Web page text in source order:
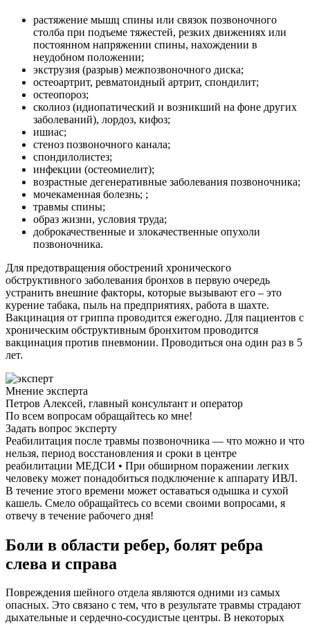
растяжение мышц спины или связок позвоночного
столба при подъеме тяжестей, резких движениях или
постоянном напряжении спины, нахождении в
неудобном положении;
экструзия (разрыв) межпозвоночного диска;
остеоартрит, ревматоидный артрит, спондилит;
остеопороз;
сколиоз (идиопатический и возникший на фоне других
заболеваний), лордоз, кифоз;
ишиас;
стеноз позвоночного канала;
спондилолистез;
инфекции (остеомиелит);
возрастные дегенеративные заболевания позвоночника;
мочекаменная болезнь; ;
травмы спины;
образ жизни, условия труда;
доброкачественные и злокачественные опухоли
позвоночника.
Для предотвращения обострений хронического
обструктивного заболевания бронхов в первую очередь
устранить внешние факторы, которые вызывают его – это
курение табака, пыль на предприятиях, работа в шахте.
Вакцинация от гриппа проводится ежегодно. Для пациентов с
хроническим обструктивным бронхитом проводится
вакцинация против пневмонии. Проводиться она один раз в 5
лет.
Мнение эксперта
Петров Алексей, главный консультант и оператор
По всем вопросам обращайтесь ко мне!
Задать вопрос эксперту
Реабилитация после травмы позвоночника — что можно и что
нельзя, период восстановления и сроки в центре
реабилитации МЕДСИ • При обширном поражении легких
человеку может понадобиться подключение к аппарату ИВЛ.
В течение этого времени может оставаться одышка и сухой
кашель. Смело обращайтесь со всеми своими вопросами, я
отвечу в течение рабочего дня!
Боли в области ребер, болят ребра
слева и справа
Повреждения шейного отдела являются одними из самых
опасных. Это связано с тем, что в результате травмы страдают
дыхательные и сердечно-сосудистые центры. В некоторых